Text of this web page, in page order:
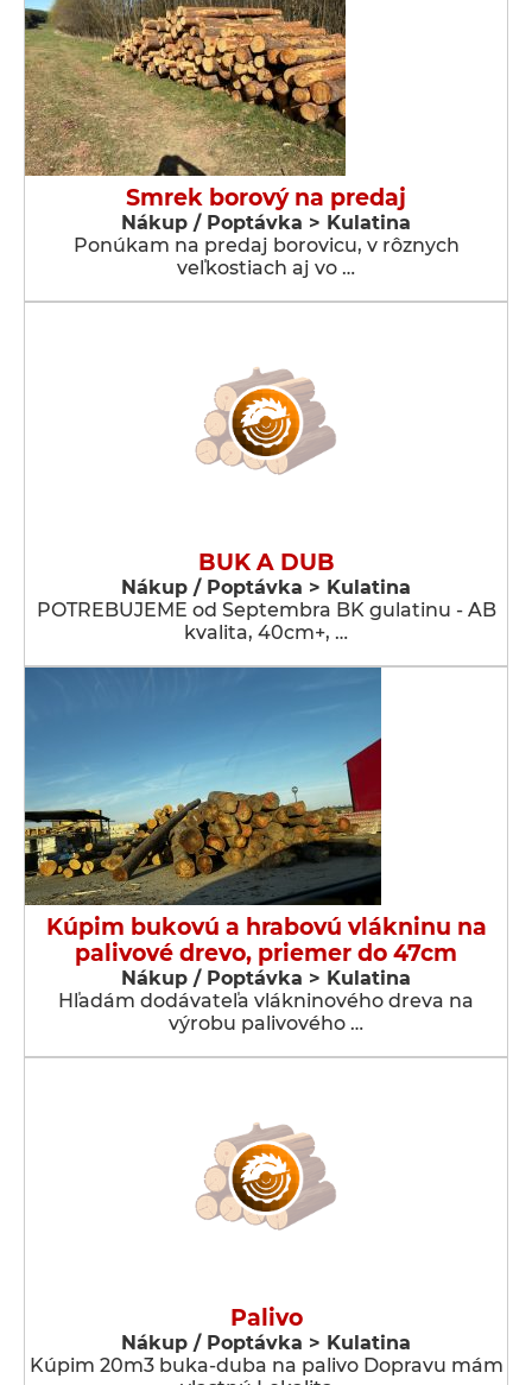
Smrek borový na predaj
Nákup / Poptávka > Kulatina
Ponúkam na predaj borovicu, v rôznych
veľkostiach aj vo …
BUK A DUB
Nákup / Poptávka > Kulatina
POTREBUJEME od Septembra BK gulatinu - AB
kvalita, 40cm+, …
Kúpim bukovú a hrabovú vlákninu na
palivové drevo, priemer do 47cm
Nákup / Poptávka > Kulatina
Hľadám dodávateľa vlákninového dreva na
výrobu palivového …
Palivo
Nákup / Poptávka > Kulatina
Kúpim 20m3 buka-duba na palivo Dopravu mám